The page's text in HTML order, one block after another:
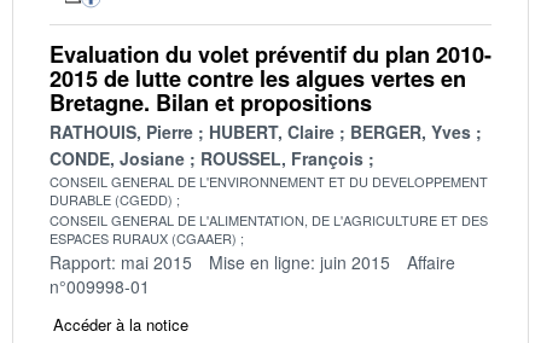
Evaluation du volet préventif du plan 2010-
2015 de lutte contre les algues vertes en
Bretagne. Bilan et propositions
RATHOUIS, Pierre HUBERT, Claire
BERGER, Yves
CONDE, Josiane
ROUSSEL, François
CONSEIL GENERAL DE L'ENVIRONNEMENT ET DU DEVELOPPEMENT
DURABLE (CGEDD)
CONSEIL GENERAL DE L'ALIMENTATION, DE L'AGRICULTURE ET DES
ESPACES RURAUX (CGAAER)
Rapport: mai 2015 Mise en ligne: juin 2015
Affaire
n°009998-01
Accéder à la notice